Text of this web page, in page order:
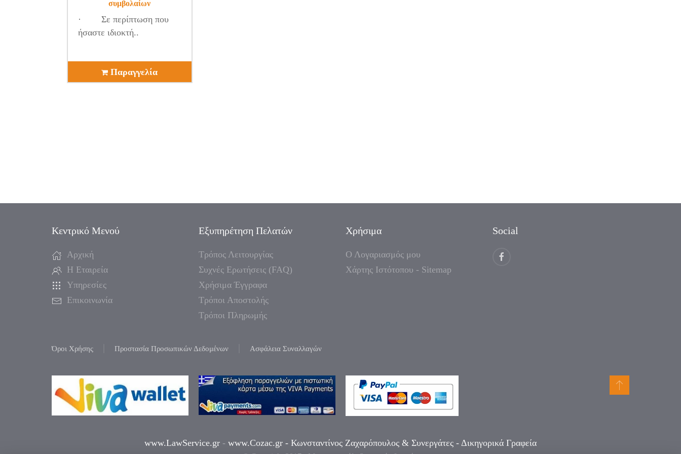
συμβολαίων
· Σε περίπτωση που
ήσαστε ιδιοκτή..
Παραγγελία
Κεντρικό Μενού
Αρχική
Η Εταιρεία
Υπηρεσίες
Επικοινωνία
Εξυπηρέτηση Πελατών
Τρόπος Λειτουργίας
Συχνές Ερωτήσεις (FAQ)
Χρήσιμα Έγγραφα
Τρόποι Αποστολής
Τρόποι Πληρωμής
Χρήσιμα
Ο Λογαριασμός μου
Χάρτης Ιστότοπου - Sitemap
Social
Όροι Χρήσης Προστασία Προσωπικών Δεδομένων Ασφάλεια Συναλλαγών
www.LawService.gr - www.Cozac.gr - Κωνσταντίνος Ζαχαρόπουλος & Συνεργάτες - Δικηγορικά Γραφεία